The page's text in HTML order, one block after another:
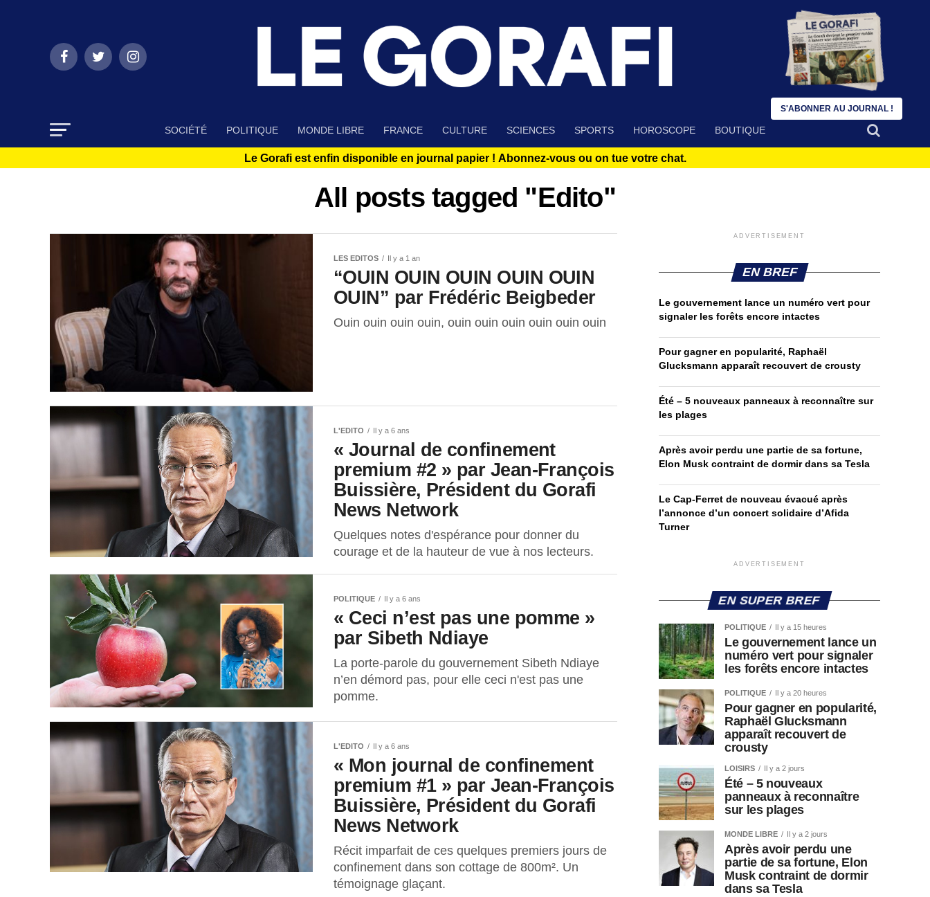
SOCIÉTÉ POLITIQUE MONDE LIBRE FRANCE CULTURE SCIENCES SPORTS HOROSCOPE BOUTIQUE
Le Gorafi est enfin disponible en journal papier ! Abonnez-vous ou on tue votre chat.
All posts tagged "Edito"
LES EDITOS Il y a 1 an
“OUIN OUIN OUIN OUIN OUIN
OUIN” par Frédéric Beigbeder
Ouin ouin ouin ouin, ouin ouin ouin ouin ouin ouin
L'EDITO Il y a 6 ans
« Journal de confinement
premium #2 » par Jean-François
Buissière, Président du Gorafi
News Network
Quelques notes d'espérance pour donner du
courage et de la hauteur de vue à nos lecteurs.
POLITIQUE Il y a 6 ans
« Ceci n’est pas une pomme »
par Sibeth Ndiaye
La porte-parole du gouvernement Sibeth Ndiaye
n’en démord pas, pour elle ceci n'est pas une
pomme.
L'EDITO Il y a 6 ans
« Mon journal de confinement
premium #1 » par Jean-François
Buissière, Président du Gorafi
News Network
Récit imparfait de ces quelques premiers jours de
confinement dans son cottage de 800m². Un
témoignage glaçant.
ADVERTISEMENT
EN BREF
Le gouvernement lance un numéro vert pour
signaler les forêts encore intactes
Pour gagner en popularité, Raphaël
Glucksmann apparaît recouvert de crousty
Été – 5 nouveaux panneaux à reconnaître sur
les plages
Après avoir perdu une partie de sa fortune,
Elon Musk contraint de dormir dans sa Tesla
Le Cap-Ferret de nouveau évacué après
l’annonce d’un concert solidaire d’Afida
Turner
ADVERTISEMENT
EN SUPER BREF
POLITIQUE Il y a 15 heures
Le gouvernement lance un
numéro vert pour signaler
les forêts encore intactes
POLITIQUE Il y a 20 heures
Pour gagner en popularité,
Raphaël Glucksmann
apparaît recouvert de
crousty
LOISIRS Il y a 2 jours
Été – 5 nouveaux
panneaux à reconnaître
sur les plages
MONDE LIBRE Il y a 2 jours
Après avoir perdu une
partie de sa fortune, Elon
Musk contraint de dormir
dans sa Tesla
S'ABONNER AU JOURNAL !